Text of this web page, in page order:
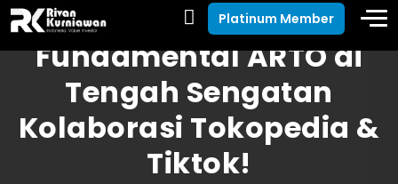
Platinum Member
Update Kinerja
Fundamental ARTO di
Tengah Sengatan
Kolaborasi Tokopedia &
Tiktok!